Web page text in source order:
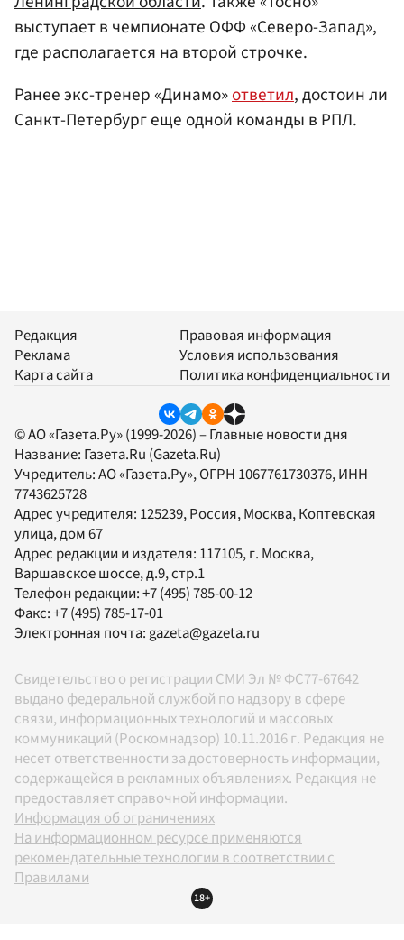
выступает в чемпионате ОФФ «Северо-Запад»,
где располагается на второй строчке.
Ранее экс-тренер «Динамо»ответил, достоин ли
Санкт-Петербург еще одной команды в РПЛ.
Редакция
Реклама
Карта сайта
Правовая информация
Условия использования
Политика конфиденциальности
© АО «Газета.Ру» (1999-2026) – Главные новости дня
Название: Газета.Ru (Gazeta.Ru)
Учредитель:АО «Газета.Ру», ОГРН 1067761730376, ИНН
7743625728
Адрес учредителя: 125239, Россия, Москва, Коптевская
улица, дом 67
Адрес редакции и издателя: 117105, г. Москва,
Варшавское шоссе, д.9, стр.1
Телефон редакции:+7 (495) 785-00-12
Факс:+7 (495) 785-17-01
Электронная почта:gazeta@gazeta.ru
Свидетельство о регистрации СМИ Эл № ФС77-67642
выдано федеральной службой по надзору в сфере
связи, информационных технологий и массовых
коммуникаций (Роскомнадзор) 10.11.2016 г. Редакция не
несет ответственности за достоверность информации,
содержащейся в рекламных объявлениях. Редакция не
предоставляет справочной информации.
Информация об ограничениях
На информационном ресурсе применяются
рекомендательные технологии в соответствии с
Правилами
18+